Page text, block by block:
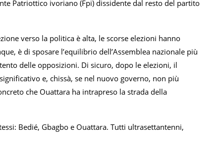
Patriottico ivoriano (Fpi) dissidente dal resto del partito
verso la politica è alta, le scorse elezioni hanno
è di sposare l’equilibrio dell’Assemblea nazionale più
delle opposizioni. Di sicuro, dopo le elezioni, il
e, chissà, se nel nuovo governo, non più
che Ouattara ha intrapreso la strada della
Bedié, Gbagbo e Ouattara. Tutti ultrasettantenni,